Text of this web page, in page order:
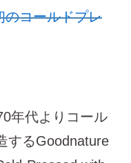
のコールドプレ
年代よりコール
するGoodnature